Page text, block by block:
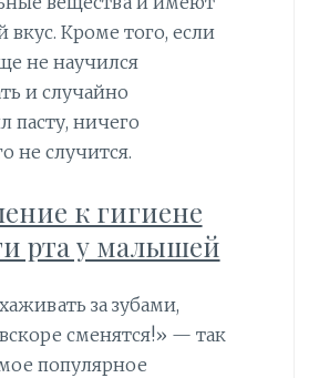
вкус. Кроме того, если
не научился
и случайно
пасту, ничего
не случится.
к гигиене
рта у малышей
за зубами,
сменятся!» — так
популярное